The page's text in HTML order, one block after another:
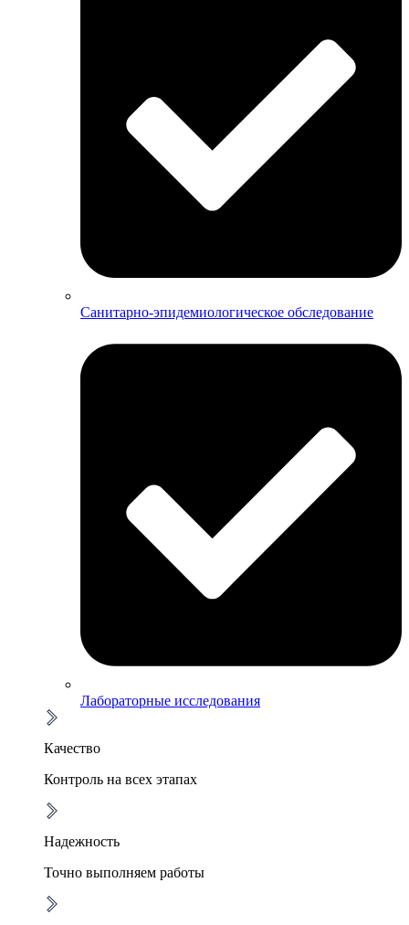
Санитарно-эпидемиологическое обследование
Лабораторные исследования
Качество
Контроль на всех этапах
Надежность
Точно выполняем работы